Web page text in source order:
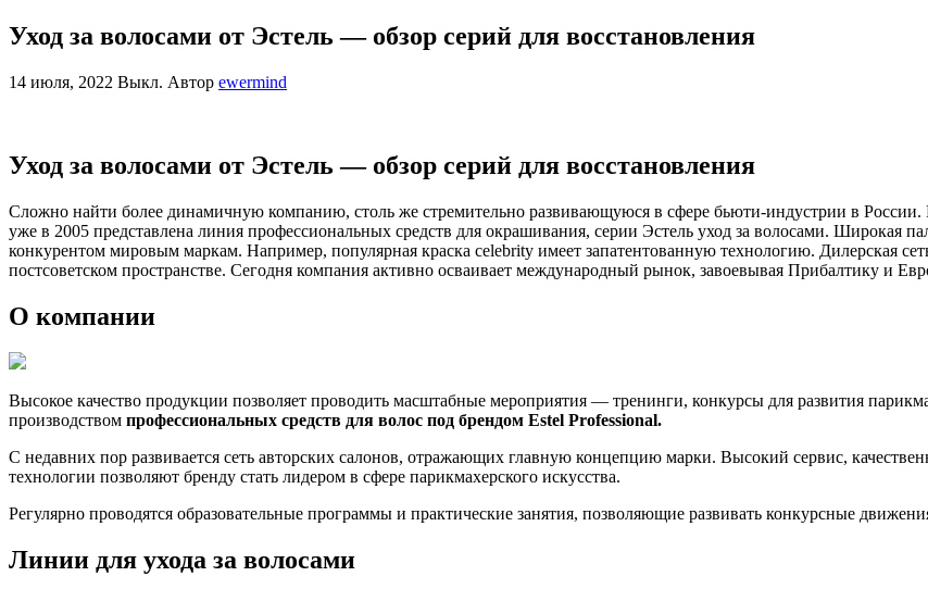
Уход за волосами от Эстель — обзор серий для восстановления
14 июля, 2022 Выкл. Автор ewermind
Уход за волосами от Эстель — обзор серий для восстановления
Сложно найти более динамичную компанию, столь же стремительно развивающуюся в сфере бьюти-индустрии в
уже в 2005 представлена линия профессиональных средств для окрашивания, серии Эстель уход за волосами. Широкая
конкурентом мировым маркам. Например, популярная краска celebrity имеет запатентованную технологию. Дилерская
постсоветском пространстве. Сегодня компания активно осваивает международный рынок, завоевывая Прибалтику и
О компании
Высокое качество продукции позволяет проводить масштабные мероприятия — тренинги, конкурсы для развития
производством профессиональных средств для волос под брендом Estel Professional.
С недавних пор развивается сеть авторских салонов, отражающих главную концепцию марки. Высокий сервис,
технологии позволяют бренду стать лидером в сфере парикмахерского искусства.
Регулярно проводятся образовательные программы и практические занятия, позволяющие развивать конкурсные
Линии для ухода за волосами